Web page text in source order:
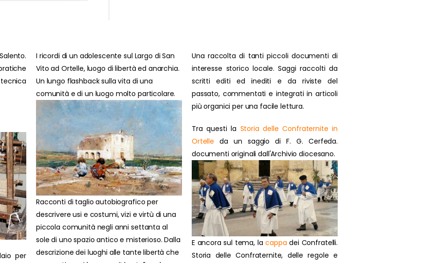
per
I ricordi di un adolescente sul Largo di San
Vito ad Ortelle, luogo di libertà ed anarchia.
Un lungo flashback sulla vita di una
comunità e di un luogo molto particolare.
Racconti di taglio autobiografico per
descrivere usi e costumi, vizi e virtù di una
piccola comunità negli anni settanta al
sole di uno spazio antico e misterioso. Dalla
descrizione dei luoghi alle tante libertà che
Una raccolta di tanti piccoli documenti di
interesse storico locale. Saggi raccolti da
scritti editi ed inediti e da riviste del
passato, commentati e integrati in articoli
più organici per una facile lettura.
Tra questi la Storia delle Confraternite in
Ortelle da un saggio di F. G. Cerfeda.
documenti originali dall'Archivio diocesano.
E ancora sul tema, lacappa dei Confratelli.
Storia delle Confraternite, delle regole e